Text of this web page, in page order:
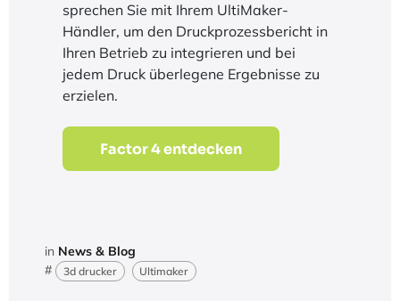
sprechen Sie mit Ihrem UltiMaker-
Händler, um den Druckprozessbericht in
Ihren Betrieb zu integrieren und bei
jedem Druck überlegene Ergebnisse zu
erzielen.
Factor 4 entdecken​
in News & Blog
#
3d drucker Ultimaker